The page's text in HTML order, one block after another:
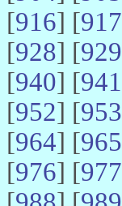
[916] [917
[928] [929
[940] [941
[952] [953
[964] [965
[976] [977